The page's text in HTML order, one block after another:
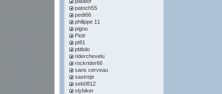
patoch55
pedt66
philippe 11
pigou
Piotr
pt81
ptitlolo
riderchevelu
rockrider66
sans cerveau
sastreje
seb0812
slybiker